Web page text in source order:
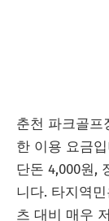
춘천 파크골프
한 이용 요금
단돈 4,000원,
니다. 타지역
츠 대비 매우